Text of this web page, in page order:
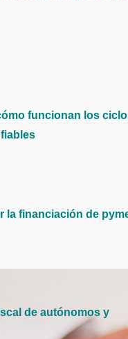
funcionan los
la financiación de
de autónomos y